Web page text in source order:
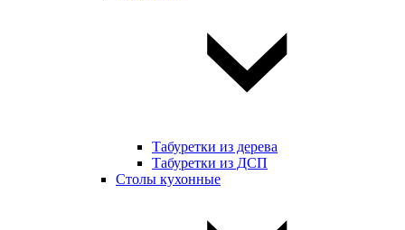
Табуретки из дерева
Табуретки из ДСП
Столы кухонные